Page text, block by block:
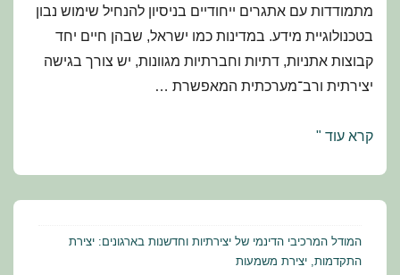
מתמודדות עם אתגרים ייחודיים בניסיון להנחיל שימוש נבון
בטכנולוגיית מידע. במדינות כמו ישראל, שבהן חיים יחד
קבוצות אתניות, דתיות וחברתיות מגוונות, יש צורך בגישה
יצירתית ורב־מערכתית המאפשרת …
מדע
חכם
באינטרנט
קרא עוד "
המודל המרכיבי הדינמי של יצירתיות וחדשנות בארגונים: יצירת
התקדמות, יצירת משמעות